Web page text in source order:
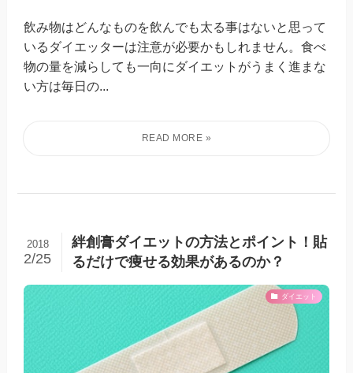
飲み物はどんなものを飲んでも太る事はないと思って
いるダイエッターは注意が必要かもしれません。食べ
物の量を減らしても一向にダイエットがうまく進まな
い方は毎日の...
絆創膏ダイエットの方法とポイント！貼
るだけで痩せる効果があるのか？
2018
2/25
ダイエット